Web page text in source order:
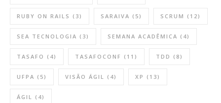
RUBY ON RAILS (3) SARAIVA (5) SCRUM (12)
SEA TECNOLOGIA (3) SEMANA ACADÊMICA (4)
TASAFO (4) TASAFOCONF (11) TDD (8)
UFPA (5) VISÃO ÁGIL (4) XP (13)
ÁGIL (4)